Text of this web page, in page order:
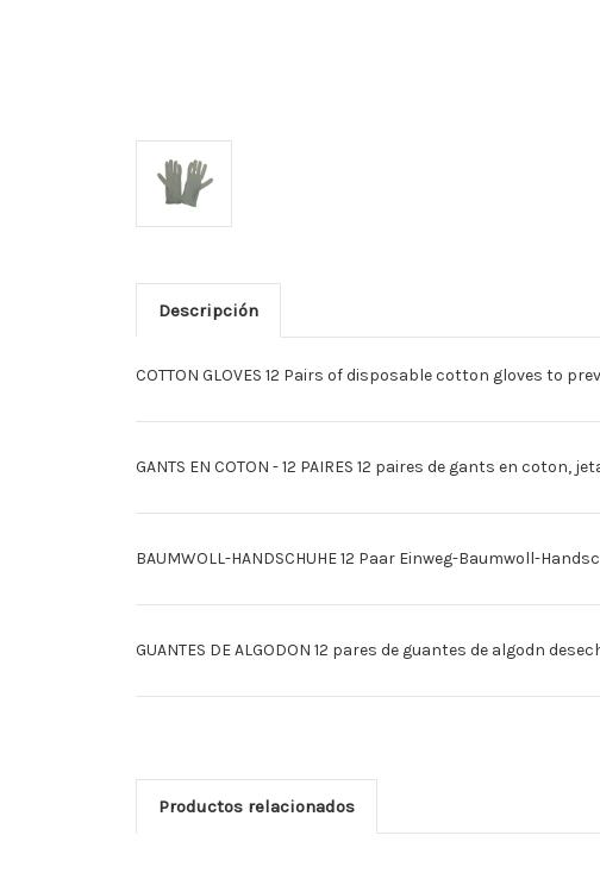
Descripción
COTTON GLOVES 12 Pairs of disposable cotton gloves to
GANTS EN COTON - 12 PAIRES 12 paires de gants en
BAUMWOLL-HANDSCHUHE 12 Paar Einweg-Baumwoll-
GUANTES DE ALGODON 12 pares de guantes de algodn
Productos relacionados